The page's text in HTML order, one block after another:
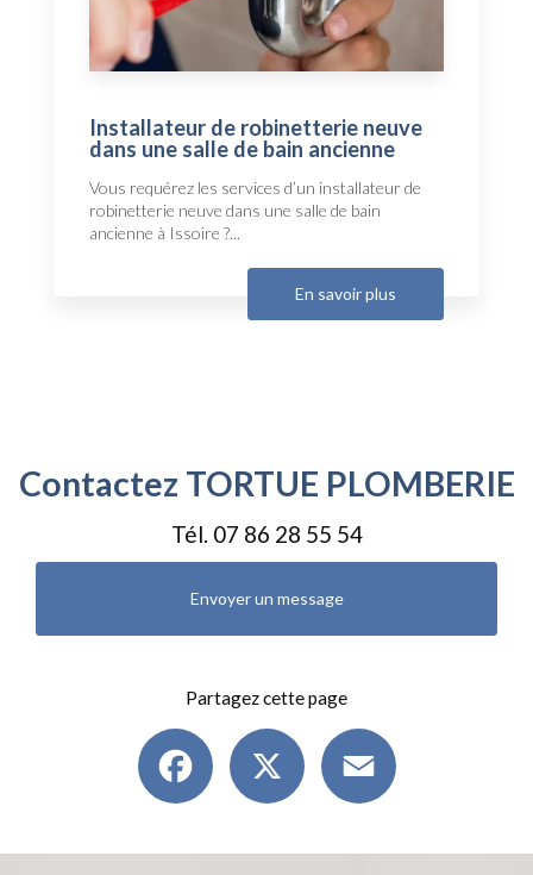
Installateur de robinetterie neuve
dans une salle de bain ancienne
Vous requérez les services d’un installateur de
robinetterie neuve dans une salle de bain
ancienne à Issoire ?...
En savoir plus
Contactez TORTUE PLOMBERIE
Tél. 07 86 28 55 54
Envoyer un message
Partagez cette page
Facebook